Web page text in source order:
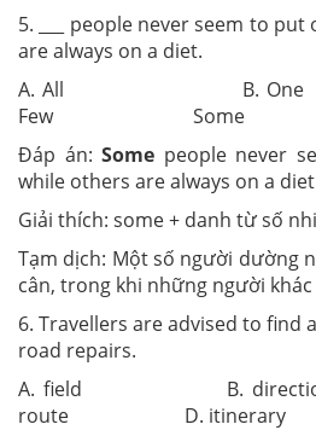
5. ___ people never seem to
are always on a diet.
A. All B.
Few Some
Đáp án:Some people never
while others are always on a diet
Giải thích: some + danh từ số
Tạm dịch: Một số người dường
cân, trong khi những người
6. Travellers are advised to find
road repairs.
A. field B.
route D. itinerary